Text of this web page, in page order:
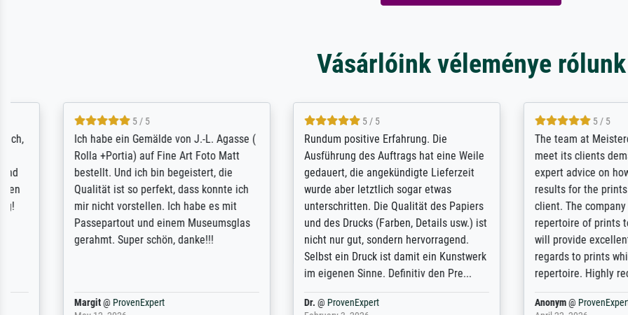
Vásárlóink véleménye rólunk
5 / 5
Rundum positive Erfahrung. Die
Ausführung des Auftrags hat eine Weile
gedauert, die angekündigte Lieferzeit
wurde aber letztlich sogar etwas
unterschritten. Die Qualität des Papiers
und des Drucks (Farben, Details usw.) ist
nicht nur gut, sondern hervorragend.
ProvenExpert
5 / 5
The team at Meisterdrucke strives to
meet its clients demands, and provides
expert advice on how to obtain the best
results for the prints requested by the
client. The company has a vast
repertoire of prints to choose from, and
will provide excellent service also with
regards to prints which are not in that
repertoire. Highly recommended!
@ProvenExpert
5 / 5
Outstanding quality and
support. - the quality of the
excellent and difficult to
from the real thing; it will be
for high-quality art prints
the quality of the framing is
the customisation options
are broad - the customer
colleagues are truly super...
@ProvenExpert